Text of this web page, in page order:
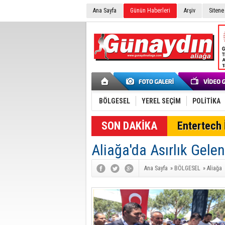
Ana Sayfa Günün Haberleri Arşiv
BÖLGESEL YEREL SEÇİM POLİTİKA
SON DAKİKA Entertech
Aliağa'da Asırlık
Ana Sayfa » BÖLGESEL » Aliağa